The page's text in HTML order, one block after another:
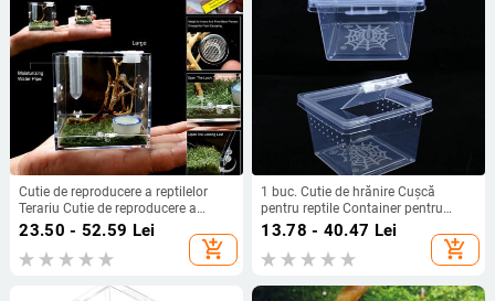
Cutie de reproducere a reptilelor
Terariu Cutie de reproducere a
reptilelor din plastic Cușcă de
insectelor pentru păianjen greier
23.50 - 52.59 Lei
add_shopping_cart
1 buc. Cutie de hrănire Cușcă
pentru reptile Container pentru
incubație Rezervor de creștere
pentru șopârle terariu, broasca
țestoasă, păianjen, gândac, casă de
13.78 - 40.47 Lei
add_shopping_cart